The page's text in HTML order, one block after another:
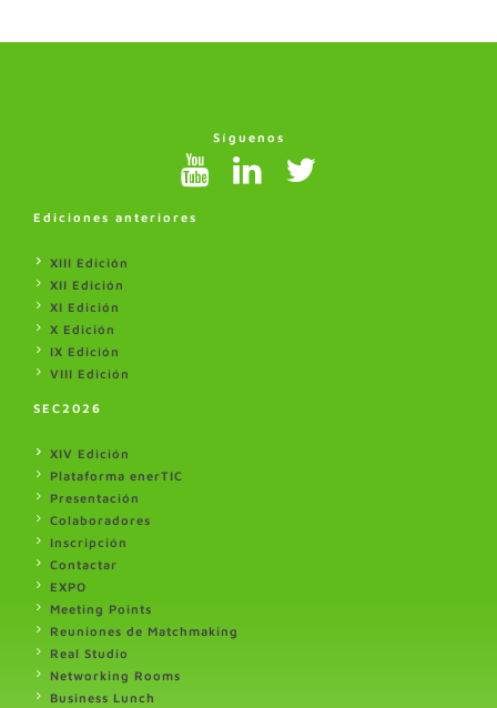
Síguenos
Ediciones anteriores
XIII Edición
XII Edición
XI Edición
X Edición
IX Edición
VIII Edición
SEC2026
XIV Edición
Plataforma enerTIC
Presentación
Colaboradores
Inscripción
Contactar
EXPO
Meeting Points
Reuniones de Matchmaking
Real Studio
Networking Rooms
Business Lunch